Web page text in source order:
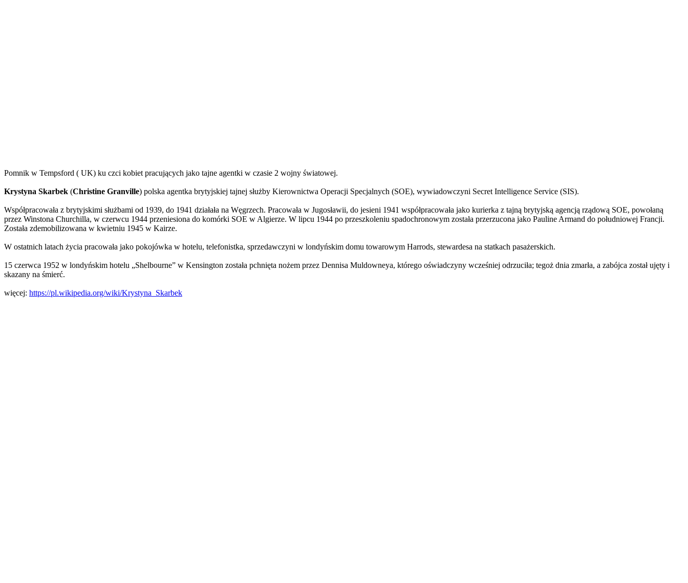
Pomnik w Tempsford ( UK) ku czci kobiet pracujących jako tajne agentki w czasie 2 wojny światowej.
Krystyna Skarbek (Christine Granville) polska agentka brytyjskiej tajnej służby Kierownictwa Operacji Specjalnych (SOE), wywiadowczyni Secret Intelligence Service (SIS).
Współpracowała z brytyjskimi służbami od 1939, do 1941 działała na Węgrzech. Pracowała w Jugosławii, do jesieni 1941 współpracowała jako kurierka z tajną brytyjską agencją rządową SOE, powołaną
przez Winstona Churchilla, w czerwcu 1944 przeniesiona do komórki SOE w Algierze. W lipcu 1944 po przeszkoleniu spadochronowym została przerzucona jako Pauline Armand do południowej Francji.
Została zdemobilizowana w kwietniu 1945 w Kairze.
W ostatnich latach życia pracowała jako pokojówka w hotelu, telefonistka, sprzedawczyni w londyńskim domu towarowym Harrods, stewardesa na statkach pasażerskich.
15 czerwca 1952 w londyńskim hotelu „Shelbourne” w Kensington została pchnięta nożem przez Dennisa Muldowneya, którego oświadczyny wcześniej odrzuciła; tegoż dnia zmarła, a zabójca został ujęty i
skazany na śmierć.
więcej: https://pl.wikipedia.org/wiki/Krystyna_Skarbek